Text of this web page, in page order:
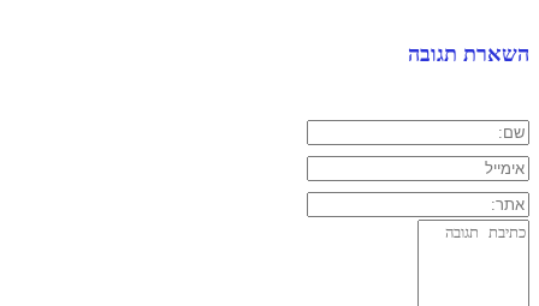
השארת תגובה